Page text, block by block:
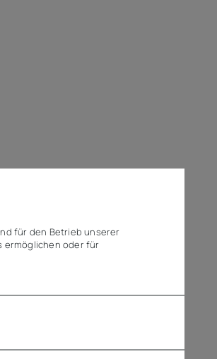
für den Betrieb unserer
ermöglichen oder für